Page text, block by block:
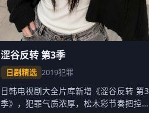
涩谷反转 第3季
日剧精选 2019犯罪
日韩电视剧大全片库新增《涩谷反转 第3
季》，犯罪气质浓厚，松木彩节奏把控出